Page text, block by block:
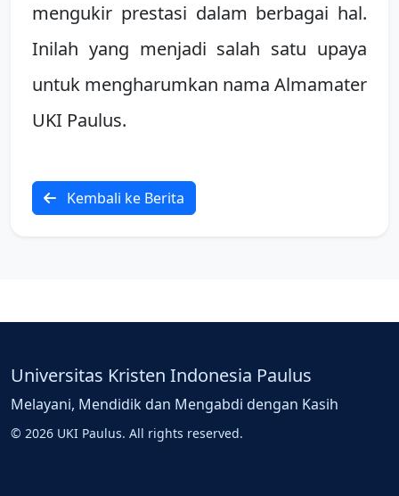
mengukir prestasi dalam berbagai hal.
Inilah yang menjadi salah satu upaya
untuk mengharumkan nama Almamater
UKI Paulus.
Kembali ke Berita
Universitas Kristen Indonesia Paulus
Melayani, Mendidik dan Mengabdi dengan Kasih
© 2026 UKI Paulus. All rights reserved.